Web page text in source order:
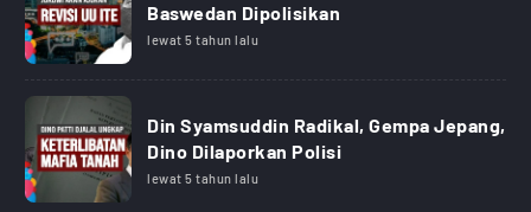
Baswedan Dipolisikan
lewat 5 tahun lalu
Din Syamsuddin Radikal, Gempa Jepang,
Dino Dilaporkan Polisi
lewat 5 tahun lalu